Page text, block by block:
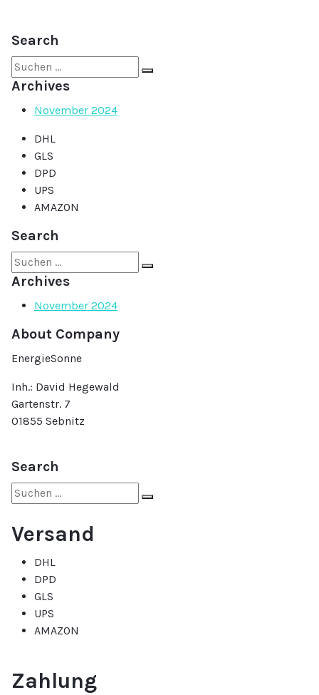
Search
Suche
nach:
Archives
November 2024
DHL
GLS
DPD
UPS
AMAZON
Search
Suche
nach:
Archives
November 2024
About Company
EnergieSonne
Inh.: David Hegewald
Gartenstr. 7
01855 Sebnitz
Search
Suche
nach:
Versand
DHL
DPD
GLS
UPS
AMAZON
Zahlung